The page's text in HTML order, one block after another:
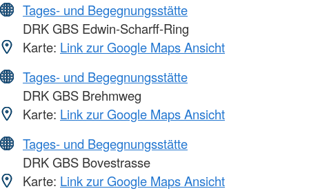
Tages- und Begegnungsstätte
DRK GBS Edwin-Scharff-Ring
Karte: Link zur Google Maps Ansicht
Tages- und Begegnungsstätte
DRK GBS Brehmweg
Karte: Link zur Google Maps Ansicht
Tages- und Begegnungsstätte
DRK GBS Bovestrasse
Karte: Link zur Google Maps Ansicht